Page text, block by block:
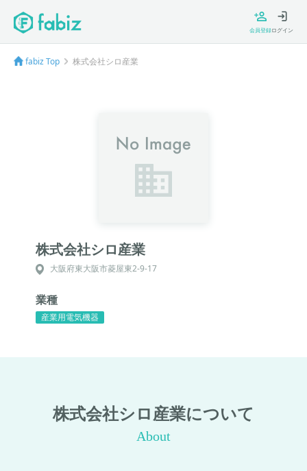
会員登録ログイン
fabiz Top 株式会社シロ産業
株式会社シロ産業
大阪府東大阪市菱屋東2-9-17
業種
産業用電気機器
株式会社シロ産業について
About